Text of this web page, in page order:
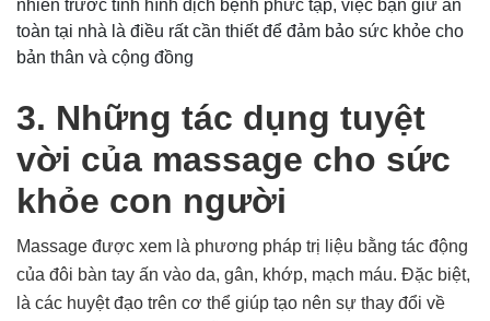
nhiên trước tình hình dịch bệnh phức tạp, việc bạn giữ an
toàn tại nhà là điều rất cần thiết để đảm bảo sức khỏe cho
bản thân và cộng đồng
3. Những tác dụng tuyệt
vời của massage cho sức
khỏe con người
Massage được xem là phương pháp trị liệu bằng tác động
của đôi bàn tay ấn vào da, gân, khớp, mạch máu. Đặc biệt,
là các huyệt đạo trên cơ thể giúp tạo nên sự thay đổi về